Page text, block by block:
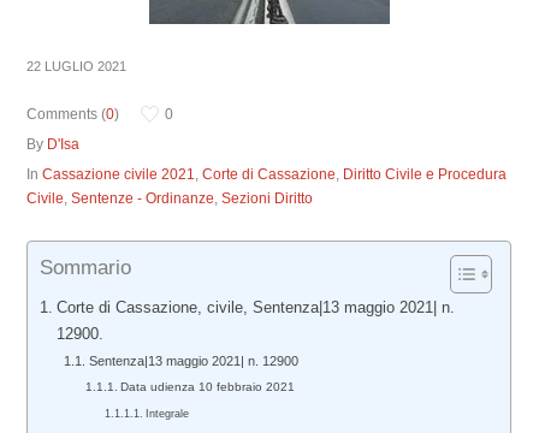
22 LUGLIO 2021
Comments (0)
0
By D'Isa
InCassazione civile 2021,Corte di Cassazione, Diritto Civile e Procedura
Civile,Sentenze - Ordinanze,Sezioni Diritto
Sommario
Corte di Cassazione, civile, Sentenza|13 maggio 2021| n.
12900.
Sentenza|13 maggio 2021| n. 12900
Data udienza 10 febbraio 2021
Integrale